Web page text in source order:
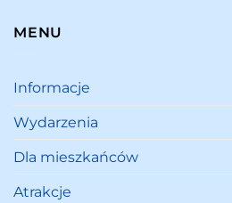
MENU
Informacje
Wydarzenia
Dla mieszkańców
Atrakcje